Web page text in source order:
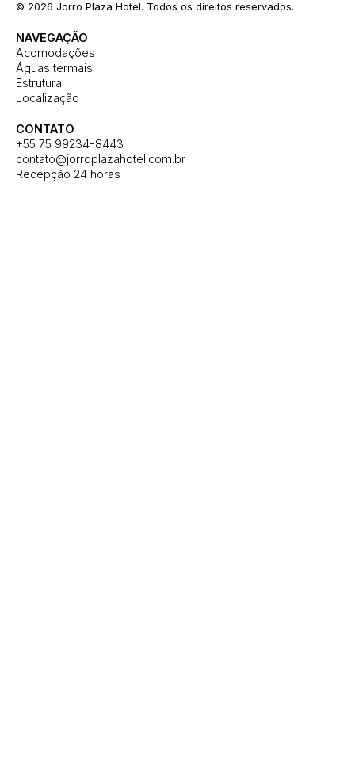
© 2026 Jorro Plaza Hotel. Todos os direitos reservados.
NAVEGAÇÃO
Acomodações
Águas termais
Estrutura
Localização
CONTATO
+55 75 99234-8443
contato@jorroplazahotel.com.br
Recepção 24 horas